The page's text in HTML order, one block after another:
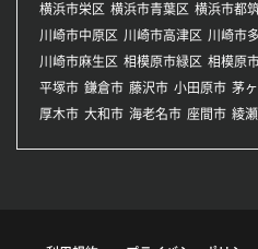
横浜市栄区 横浜市青葉区 横浜市都
川崎市中原区 川崎市高津区 川崎市
川崎市麻生区 相模原市緑区 相模原
平塚市 鎌倉市 藤沢市 小田原市 茅
厚木市 大和市 海老名市 座間市 綾